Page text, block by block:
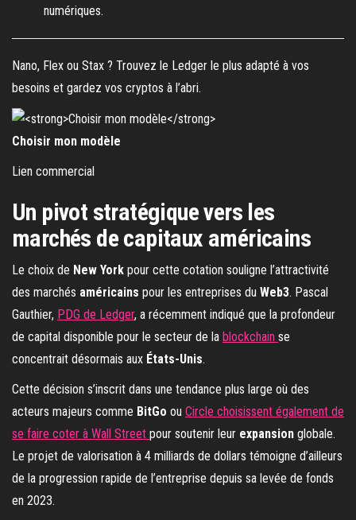
numériques.
Nano, Flex ou Stax ? Trouvez le Ledger le plus adapté à vos
besoins et gardez vos cryptos à l’abri.
Choisir mon modèle
Lien commercial
Un pivot stratégique vers les
marchés de capitaux américains
Le choix de New York pour cette cotation souligne l’attractivité
des marchés américains pour les entreprises du Web3. Pascal
Gauthier, PDG de Ledger, a récemment indiqué que la profondeur
de capital disponible pour le secteur de la blockchain se
concentrait désormais aux États-Unis.
Cette décision s’inscrit dans une tendance plus large où des
acteurs majeurs comme BitGo ou Circle choisissent également de
se faire coter à Wall Street pour soutenir leur expansion globale.
Le projet de valorisation à 4 milliards de dollars témoigne d’ailleurs
de la progression rapide de l’entreprise depuis sa levée de fonds
en 2023.